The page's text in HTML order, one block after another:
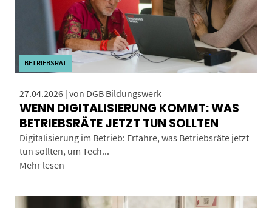
BETRIEBSRAT
27.04.2026 | von DGB Bildungswerk
WENN DIGITALISIERUNG KOMMT: WAS
BETRIEBSRÄTE JETZT TUN SOLLTEN
Digitalisierung im Betrieb: Erfahre, was Betriebsräte jetzt
tun sollten, um Tech...
Mehr lesen